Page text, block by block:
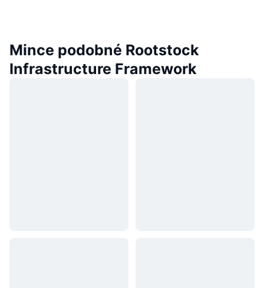
Mince podobné Rootstock
Infrastructure Framework